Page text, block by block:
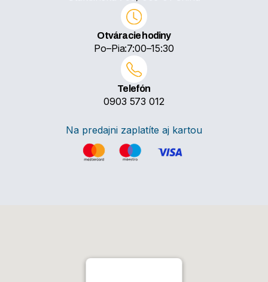
Otváracie hodiny
Po–Pia:7:00–15:30
Telefón
0903 573 012
Na predajni zaplatíte aj kartou